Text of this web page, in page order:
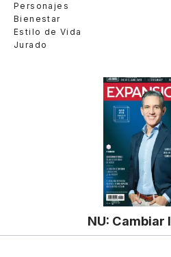
Personajes
Bienestar
Estilo de Vida
Jurado
NU: Cambiar